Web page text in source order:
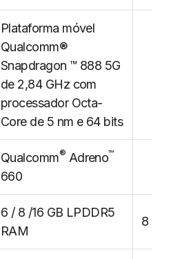
Plataforma móvel
Qualcomm®
Snapdragon ™ 888 5G
de 2,84 GHz com
processador Octa-
Core de 5 nm e 64 bits
Qualcomm® Adreno™
660
6 / 8 /16 GB LPDDR5
RAM
8